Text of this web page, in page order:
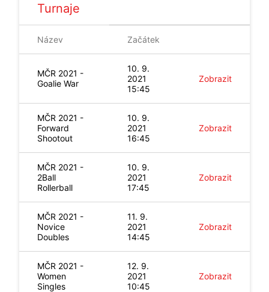
Turnaje
Název Začátek
MČR 2021 -
Goalie War
10. 9.
2021
15:45
Zobrazit
MČR 2021 -
Forward
Shootout
10. 9.
2021
16:45
Zobrazit
MČR 2021 -
2Ball
Rollerball
10. 9.
2021
17:45
Zobrazit
MČR 2021 -
Novice
Doubles
11. 9.
2021
14:45
Zobrazit
MČR 2021 -
Women
Singles
12. 9.
2021
10:45
Zobrazit